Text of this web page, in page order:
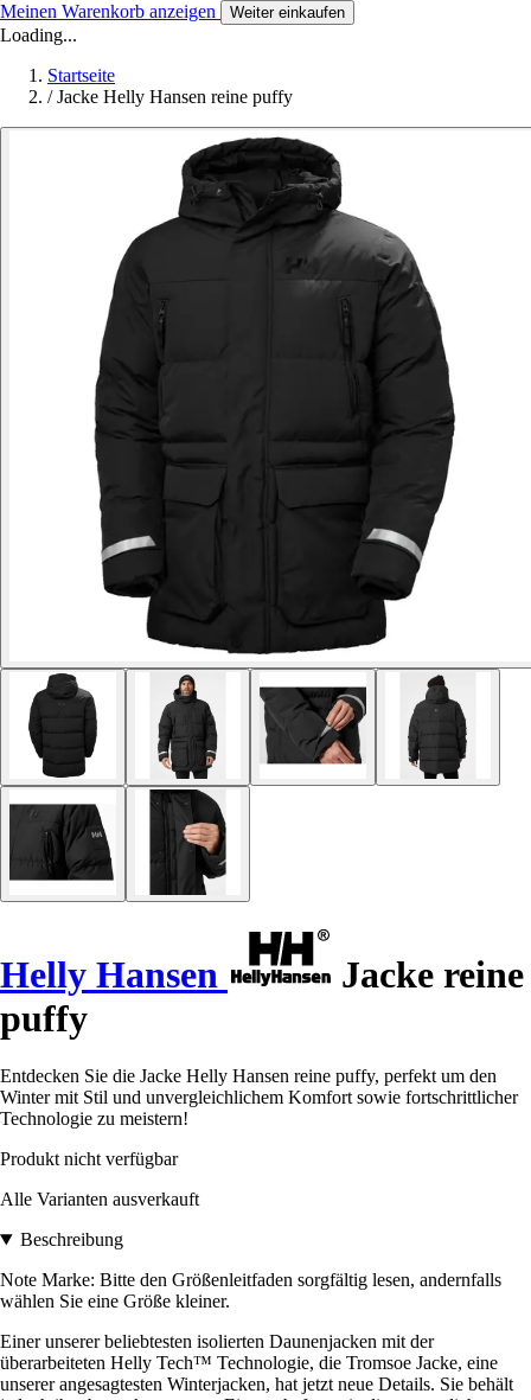
Meinen Warenkorb anzeigen Weiter einkaufen
Loading...
Startseite
/ Jacke Helly Hansen reine puffy
Helly Hansen
Jacke reine
puffy
Entdecken Sie die Jacke Helly Hansen reine puffy, perfekt um den
Winter mit Stil und unvergleichlichem Komfort sowie fortschrittlicher
Technologie zu meistern!
Produkt nicht verfügbar
Alle Varianten ausverkauft
Beschreibung
Note Marke: Bitte den Größenleitfaden sorgfältig lesen, andernfalls
wählen Sie eine Größe kleiner.
Einer unserer beliebtesten isolierten Daunenjacken mit der
überarbeiteten Helly Tech™ Technologie, die Tromsoe Jacke, eine
unserer angesagtesten Winterjacken, hat jetzt neue Details. Sie behält